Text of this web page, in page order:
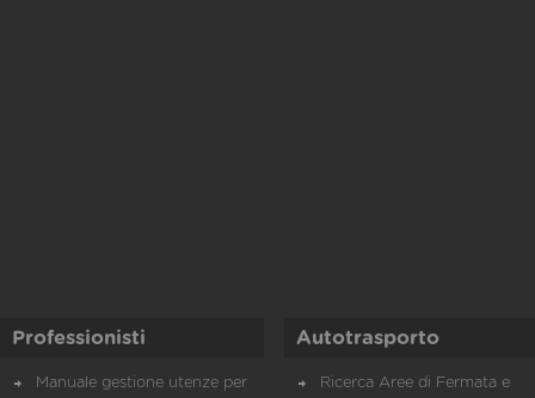
Professionisti
Manuale gestione utenze per
Autotrasporto
Ricerca Aree di Fermata e